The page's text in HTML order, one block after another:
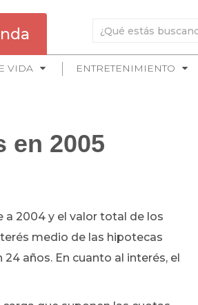
VIDA ENTRETENIMIENTO
en 2005
a 2004 y el valor total de los
medio de las hipotecas
años. En cuanto al interés, el